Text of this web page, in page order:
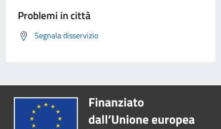
Problemi in città
Segnala disservizio